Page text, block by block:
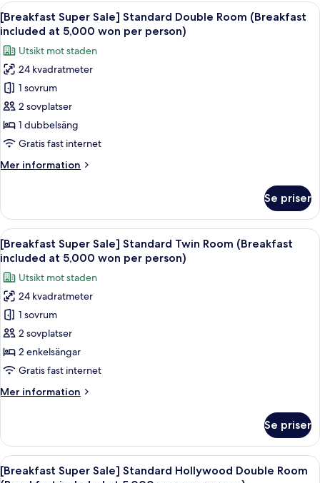
Tour
Tickets
(provided
per
night)
Deluxe
Double
2
Yellow
Balloon
City
Tour
(provided
per
Öppna
alla
foton
för
[Breakfast
Super
Sale]
Standard
Double
(Breakfast
5,000
won
per
person)
En modern buffé med ett varierat
8
[Breakfast Super Sale] Standard Double Room (Breakfast
included at 5,000 won per person)
Utsikt mot staden
24 kvadratmeter
1 sovrum
2 sovplatser
1 dubbelsäng
Gratis fast internet
Mer information
Mer
Super
Sale]
Standard
Double
(Breakfast
included
at
5,000
won
person)
Se priser
Öppna
alla
foton
för
[Breakfast
Super
Sale]
Standard
Twin
(Breakfast
5,000
won
En modern buffé med ett varierat
8
[Breakfast Super Sale] Standard Twin Room (Breakfast
included at 5,000 won per person)
Utsikt mot staden
24 kvadratmeter
1 sovrum
2 sovplatser
2 enkelsängar
Gratis fast internet
Mer information
Mer
Super
Sale]
Standard
Se priser
Öppna
alla
En modern buffé med ett varierat
7
[Breakfast Super Sale] Standard Hollywood Double Room